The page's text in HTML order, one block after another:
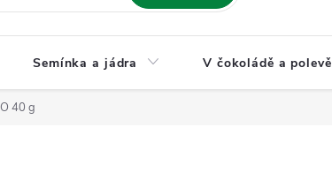
Semínka a jádra V čokoládě a polevě
40 g